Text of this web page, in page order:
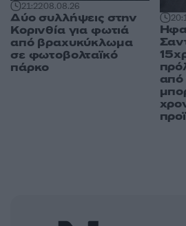
21:2208.08.26
Δύο συλλήψεις στην
Κορινθία για φωτιά
από βραχυκύκλωμα
σε φωτοβολταϊκό
πάρκο
από